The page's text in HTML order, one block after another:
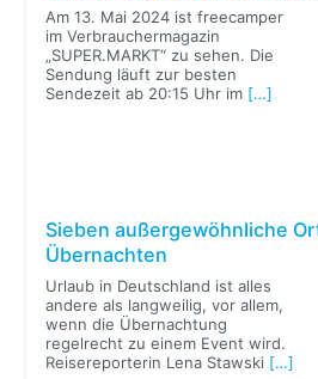
Am 13. Mai 2024 ist freecamper
im Verbrauchermagazin
„SUPER.MARKT“ zu sehen. Die
Sendung läuft zur besten
Sendezeit ab 20:15 Uhr im […]
Sieben außergewöhnliche
Übernachten
Urlaub in Deutschland ist alles
andere als langweilig, vor allem,
wenn die Übernachtung
regelrecht zu einem Event wird.
Reisereporterin Lena Stawski […]